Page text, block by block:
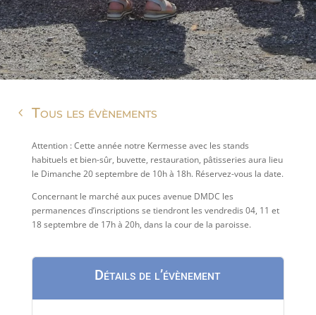
Tous les évènements
Attention : Cette année notre Kermesse avec les stands
habituels et bien-sûr, buvette, restauration, pâtisseries aura lieu
le Dimanche 20 septembre de 10h à 18h. Réservez-vous la date.
Concernant le marché aux puces avenue DMDC les
permanences d’inscriptions se tiendront les vendredis 04, 11 et
18 septembre de 17h à 20h, dans la cour de la paroisse.
Détails de l’évènement